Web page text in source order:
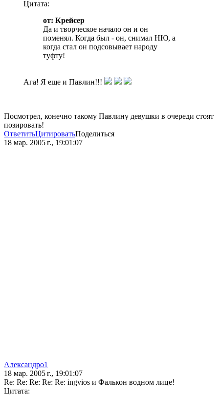
Цитата:
от: Крейсер
Да и творческое начало он и он
поменял. Когда был - он, снимал НЮ, а
когда стал он подсовывает народу
туфту!
Ага! Я еще и Павлин!!!
Посмотрел, конечно такому Павлину девушки в очереди стоят
позировать!
ОтветитьЦитироватьПоделиться
18 мар. 2005 г., 19:01:07
Александро1
18 мар. 2005 г., 19:01:07
Re: Re: Re: Re: Re: ingvios и Фалькон водном лице!
Цитата: